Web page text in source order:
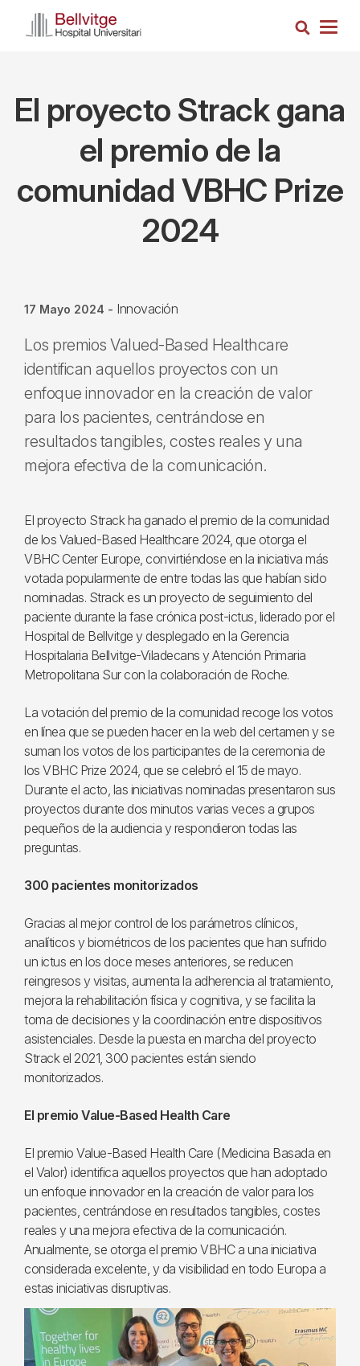
Busca
El proyecto Strack gana
el premio de la
comunidad VBHC Prize
2024
17 Mayo 2024 - Innovación
Los premios Valued-Based Healthcare
identifican aquellos proyectos con un
enfoque innovador en la creación de valor
para los pacientes, centrándose en
resultados tangibles, costes reales y una
mejora efectiva de la comunicación.
El proyecto Strack ha ganado el premio de la comunidad
de los Valued-Based Healthcare 2024, que otorga el
VBHC Center Europe, convirtiéndose en la iniciativa más
votada popularmente de entre todas las que habían sido
nominadas. Strack es un proyecto de seguimiento del
paciente durante la fase crónica post-ictus, liderado por el
Hospital de Bellvitge y desplegado en la Gerencia
Hospitalaria Bellvitge-Viladecans y Atención Primaria
Metropolitana Sur con la colaboración de Roche.
La votación del premio de la comunidad recoge los votos
en línea que se pueden hacer en la web del certamen y se
suman los votos de los participantes de la ceremonia de
los VBHC Prize 2024, que se celebró el 15 de mayo.
Durante el acto, las iniciativas nominadas presentaron sus
proyectos durante dos minutos varias veces a grupos
pequeños de la audiencia y respondieron todas las
preguntas.
300 pacientes monitorizados
Gracias al mejor control de los parámetros clínicos,
analíticos y biométricos de los pacientes que han sufrido
un ictus en los doce meses anteriores, se reducen
reingresos y visitas, aumenta la adherencia al tratamiento,
mejora la rehabilitación física y cognitiva, y se facilita la
toma de decisiones y la coordinación entre dispositivos
asistenciales. Desde la puesta en marcha del proyecto
Strack el 2021, 300 pacientes están siendo
monitorizados.
El premio Value-Based Health Care
El premio Value-Based Health Care (Medicina Basada en
el Valor) identifica aquellos proyectos que han adoptado
un enfoque innovador en la creación de valor para los
pacientes, centrándose en resultados tangibles, costes
reales y una mejora efectiva de la comunicación.
Anualmente, se otorga el premio VBHC a una iniciativa
considerada excelente, y da visibilidad en todo Europa a
estas iniciativas disruptivas.